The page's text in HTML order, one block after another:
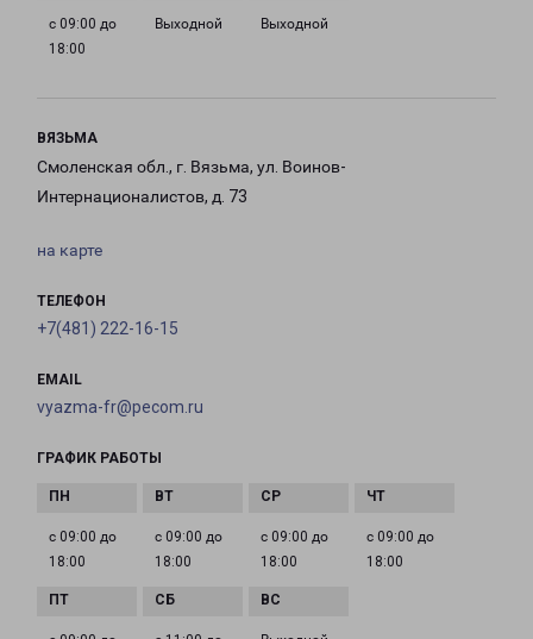
с 09:00 до
18:00
Выходной Выходной
ВЯЗЬМА
Смоленская обл., г. Вязьма, ул. Воинов-
Интернационалистов, д. 73
на карте
ТЕЛЕФОН
+7(481) 222-16-15
EMAIL
vyazma-fr@pecom.ru
ГРАФИК РАБОТЫ
с 09:00 до
18:00
с 09:00 до
18:00
с 09:00 до
18:00
с 09:00 до
18:00